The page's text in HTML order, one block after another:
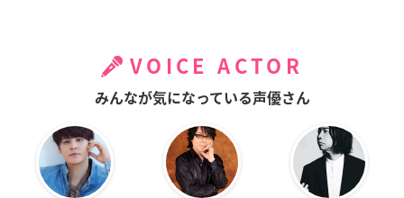
VOICE ACTOR
みんなが気になっている声優さん